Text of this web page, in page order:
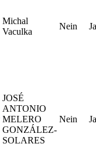
Michal
Vaculka
Nein Ja
JOSÉ
ANTONIO
MELERO
GONZÁLEZ-
SOLARES
Nein Ja